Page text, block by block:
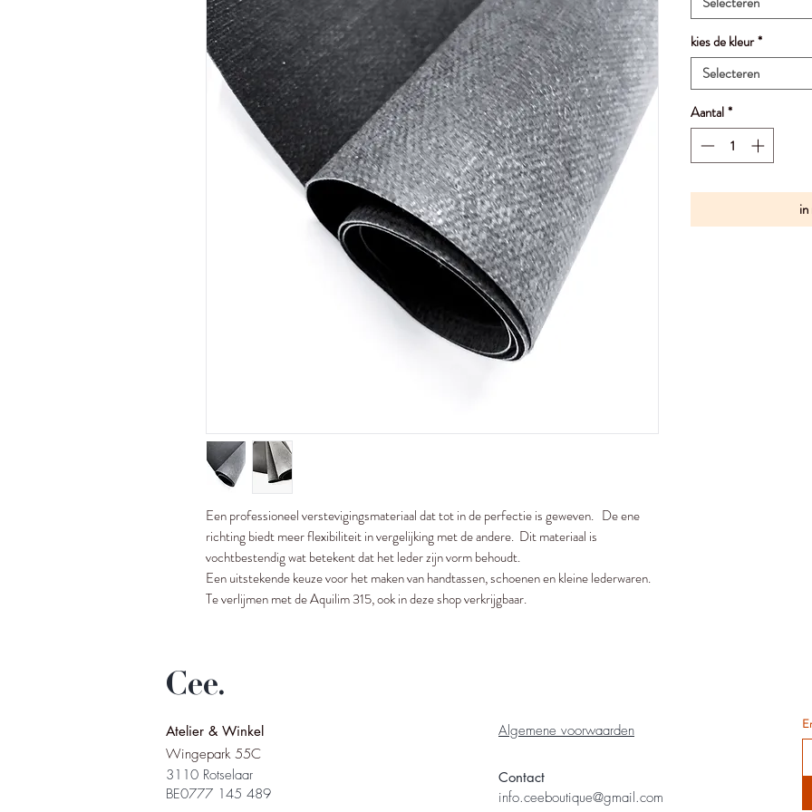
Een professioneel verstevigingsmateriaal dat tot in de perfectie is geweven. De ene
richting biedt meer flexibiliteit in vergelijking met de andere. Dit materiaal is
vochtbestendig wat betekent dat het leder zijn vorm behoudt.
Een uitstekende keuze voor het maken van handtassen, schoenen en kleine lederwaren.
Te verlijmen met de Aquilim 315, ook in deze shop verkrijgbaar.
kies de kleur*
Selecteren
Aantal*
Cee.
Atelier & Winkel
Wingepark 55C
3110 Rotselaar
BE0777 145 489
Algemene voorwaarden
Contact
info.ceeboutique@gmail.com